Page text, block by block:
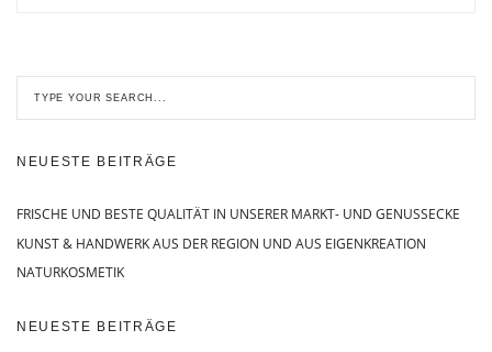
NEUESTE BEITRÄGE
FRISCHE UND BESTE QUALITÄT IN UNSERER MARKT- UND GENUSSECKE
KUNST & HANDWERK AUS DER REGION UND AUS EIGENKREATION
NATURKOSMETIK
NEUESTE BEITRÄGE